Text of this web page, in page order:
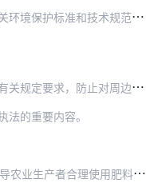
其出具的技术文件的真实性、…
周边农用地土壤造成污染。
的重要内容。
、兽药、农用薄膜等农业投入品…